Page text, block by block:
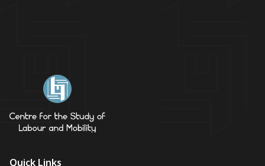
Quick Links